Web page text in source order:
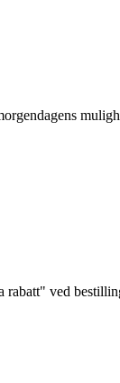
rabatt" ved